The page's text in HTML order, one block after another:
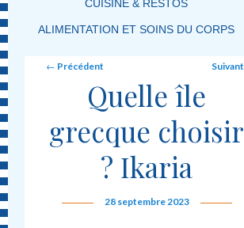
CUISINE & RESTOS
ALIMENTATION ET SOINS DU CORPS
Post navigation
← Précédent Suivant
Quelle île
grecque choisir
? Ikaria
28 septembre 2023